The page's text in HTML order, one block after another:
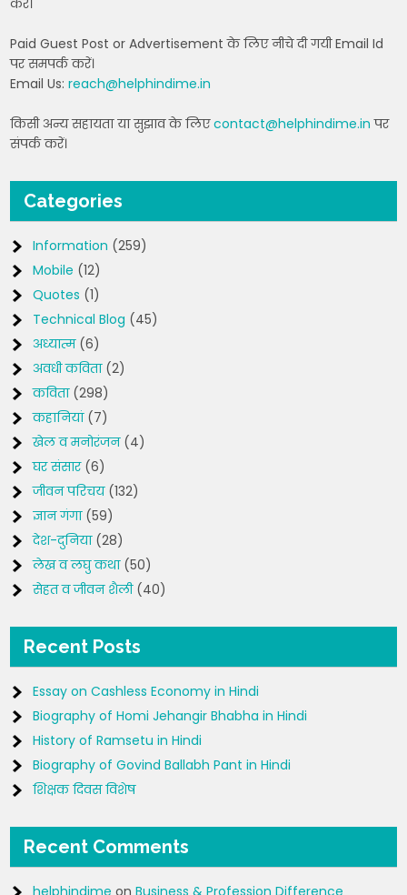
करें।
Paid Guest Post or Advertisement के लिए नीचे दी गयी Email Id
पर समपर्क करें।
Email Us:reach@helphindime.in
किसी अन्य सहायता या सुझाव के लिएcontact@helphindime.in पर
संपर्क करें।
Categories
Information (259)
Mobile (12)
Quotes (1)
Technical Blog (45)
अध्यात्म(6)
अवधी कविता(2)
कविता(298)
कहानियां(7)
खेल व मनोरंजन(4)
घर संसार(6)
जीवन परिचय(132)
ज्ञान गंगा(59)
देश-दुनिया(28)
लेख व लघु कथा(50)
सेहत व जीवन शैली(40)
Recent Posts
Essay on Cashless Economy in Hindi
Biography of Homi Jehangir Bhabha in Hindi
History of Ramsetu in Hindi
Biography of Govind Ballabh Pant in Hindi
शिक्षक दिवस विशेष
Recent Comments